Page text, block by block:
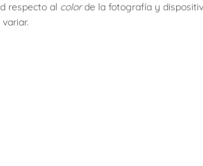
respecto al colorde la fotografía y